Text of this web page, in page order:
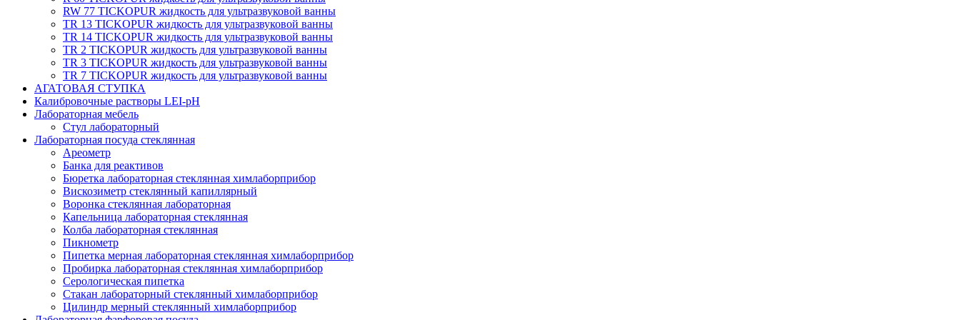
RW 77 TICKOPUR жидкость для ультразвуковой ванны
TR 13 TICKOPUR жидкость для ультразвуковой ванны
TR 14 TICKOPUR жидкость для ультразвуковой ванны
TR 2 TICKOPUR жидкость для ультразвуковой ванны
TR 3 TICKOPUR жидкость для ультразвуковой ванны
TR 7 TICKOPUR жидкость для ультразвуковой ванны
АГАТОВАЯ СТУПКА
Калибровочные растворы LEI-pH
Лабораторная мебель
Стул лабораторный
Лабораторная посуда стеклянная
Ареометр
Банка для реактивов
Бюретка лабораторная стеклянная химлаборприбор
Вискозиметр стеклянный капиллярный
Воронка стеклянная лабораторная
Капельница лабораторная стеклянная
Колба лабораторная стеклянная
Пикнометр
Пипетка мерная лабораторная стеклянная химлаборприбор
Пробирка лабораторная стеклянная химлаборприбор
Серологическая пипетка
Стакан лабораторный стеклянный химлаборприбор
Цилиндр мерный стеклянный химлаборприбор